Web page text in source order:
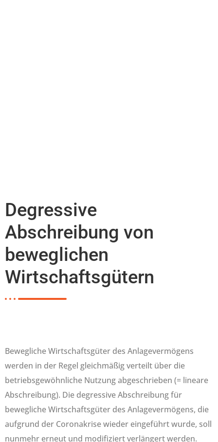
Degressive
Abschreibung von
beweglichen
Wirtschaftsgütern
Bewegliche Wirtschaftsgüter des Anlagevermögens
werden in der Regel gleichmäßig verteilt über die
betriebsgewöhnliche Nutzung abgeschrieben (= lineare
Abschreibung). Die degressive Abschreibung für
bewegliche Wirtschaftsgüter des Anlagevermögens, die
aufgrund der Coronakrise wieder eingeführt wurde, soll
nunmehr erneut und modifiziert verlängert werden.